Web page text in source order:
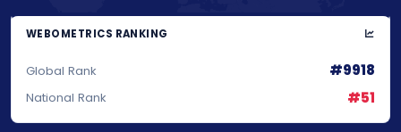
WEBOMETRICS RANKING
Global Rank #9918
National Rank #51